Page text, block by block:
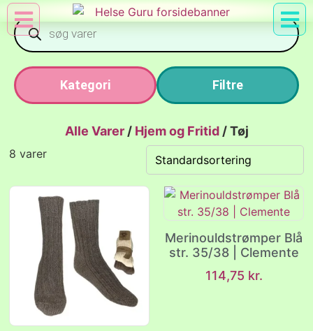
Kategori Filtre
Alle Varer / Hjem og Fritid /Tøj
8 varer
Merinouldstrømper Blå
str. 35/38 | Clemente
114,75 kr.